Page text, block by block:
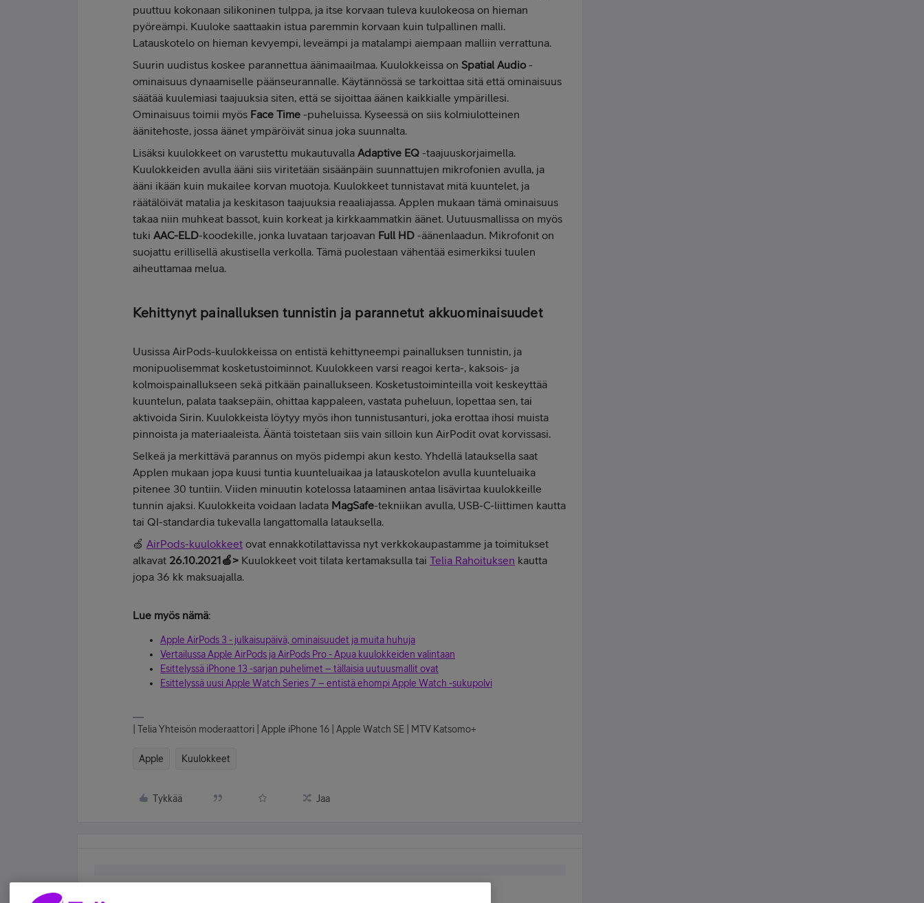
puuttuu kokonaan silikoninen tulppa, ja itse korvaan tuleva kuulokeosa on hieman
pyöreämpi. Kuuloke saattaakin istua paremmin korvaan kuin tulpallinen malli.
Latauskotelo on hieman kevyempi, leveämpi ja matalampi aiempaan malliin verrattuna.
Suurin uudistus koskee parannettua äänimaailmaa. Kuulokkeissa on Spatial Audio-
ominaisuus dynaamiselle päänseurannalle. Käytännössä se tarkoittaa sitä että ominaisuus
säätää kuulemiasi taajuuksia siten, että se sijoittaa äänen kaikkialle ympärillesi.
Ominaisuus toimii myös Face Time -puheluissa. Kyseessä on siis kolmiulotteinen
äänitehoste, jossa äänet ympäröivät sinua joka suunnalta.
Lisäksi kuulokkeet on varustettu mukautuvalla Adaptive EQ -taajuuskorjaimella.
Kuulokkeiden avulla ääni siis viritetään sisäänpäin suunnattujen mikrofonien avulla, ja
ääni ikään kuin mukailee korvan muotoja. Kuulokkeet tunnistavat mitä kuuntelet, ja
räätälöivät matalia ja keskitason taajuuksia reaaliajassa. Applen mukaan tämä ominaisuus
takaa niin muhkeat bassot, kuin korkeat ja kirkkaammatkin äänet. Uutuusmallissa on myös
tuki AAC-ELD-koodekille, jonka luvataan tarjoavan Full HD -äänenlaadun. Mikrofonit on
suojattu erillisellä akustisella verkolla. Tämä puolestaan vähentää esimerkiksi tuulen
aiheuttamaa melua.
Kehittynyt painalluksen tunnistin ja parannetut akkuominaisuudet
Uusissa AirPods-kuulokkeissa on entistä kehittyneempi painalluksen tunnistin, ja
monipuolisemmat kosketustoiminnot. Kuulokkeen varsi reagoi kerta-, kaksois- ja
kolmoispainallukseen sekä pitkään painallukseen. Kosketustoiminteilla voit keskeyttää
kuuntelun, palata taaksepäin, ohittaa kappaleen, vastata puheluun, lopettaa sen, tai
aktivoida Sirin. Kuulokkeista löytyy myös ihon tunnistusanturi, joka erottaa ihosi muista
pinnoista ja materiaaleista. Ääntä toistetaan siis vain silloin kun AirPodit ovat korvissasi.
Selkeä ja merkittävä parannus on myös pidempi akun kesto. Yhdellä latauksella saat
Applen mukaan jopa kuusi tuntia kuunteluaikaa ja latauskotelon avulla kuunteluaika
pitenee 30 tuntiin. Viiden minuutin kotelossa lataaminen antaa lisävirtaa kuulokkeille
tunnin ajaksi. Kuulokkeita voidaan ladata MagSafe-tekniikan avulla, USB-C-liittimen kautta
tai QI-standardia tukevalla langattomalla latauksella.
🍏 AirPods-kuulokkeet ovat ennakkotilattavissa nyt verkkokaupastamme ja toimitukset
alkavat 26.10.2021🍏> Kuulokkeet voit tilata kertamaksulla tai Telia Rahoituksen kautta
jopa 36 kk maksuajalla.
Lue myös nämä:
Apple AirPods 3 - julkaisupäivä, ominaisuudet ja muita huhuja
Vertailussa Apple AirPods ja AirPods Pro - Apua kuulokkeiden valintaan
Esittelyssä iPhone 13 -sarjan puhelimet – tällaisia uutuusmallit ovat
Esittelyssä uusi Apple Watch Series 7 – entistä ehompi Apple Watch -sukupolvi
| Telia Yhteisön moderaattori | Apple iPhone 16 | Apple Watch SE | MTV Katsomo+
Apple Kuulokkeet
Tykkää Jaa